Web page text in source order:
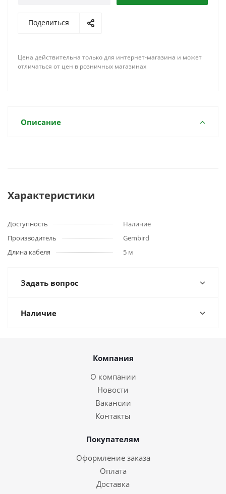
Поделиться
Цена действительна только для интернет-магазина и может
отличаться от цен в розничных магазинах
Описание
Характеристики
Доступность
Наличие
Производитель
Gembird
Длина кабеля
5 м
Задать вопрос
Наличие
Компания
О компании
Новости
Вакансии
Контакты
Покупателям
Оформление заказа
Оплата
Доставка